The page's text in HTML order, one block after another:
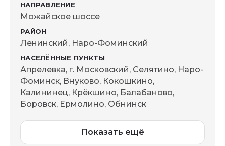
Можайское шоссе
Ленинский, Наро-Фоминский
Апрелевка, г. Московский, Селятино, Наро-
Фоминск, Внуково, Кокошкино,
Калининец, Крёкшино, Балабаново,
Боровск, Ермолино, Обнинск
Показать ещё